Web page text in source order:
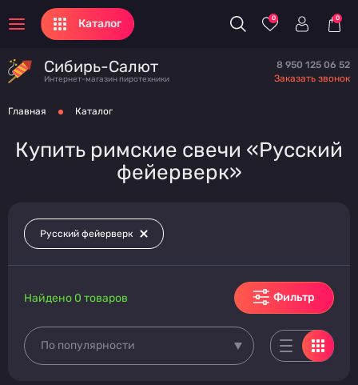
Каталог 0 0
Сибирь-Салют
Интернет-магазин пиротехники
8 950 125 06 52
Заказать звонок
Главная Каталог
Купить римские свечи «Русский
фейерверк»
Русский фейерверк
Фильтр
По популярности
Найдено 0 товаров